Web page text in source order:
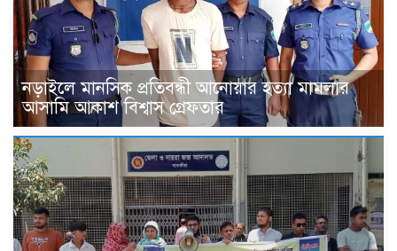
নড়াইলে মানসিক প্রতিবন্ধী আনোয়ার হত্যা মামলার
আসামি আকাশ বিশ্বাস গ্রেফতার